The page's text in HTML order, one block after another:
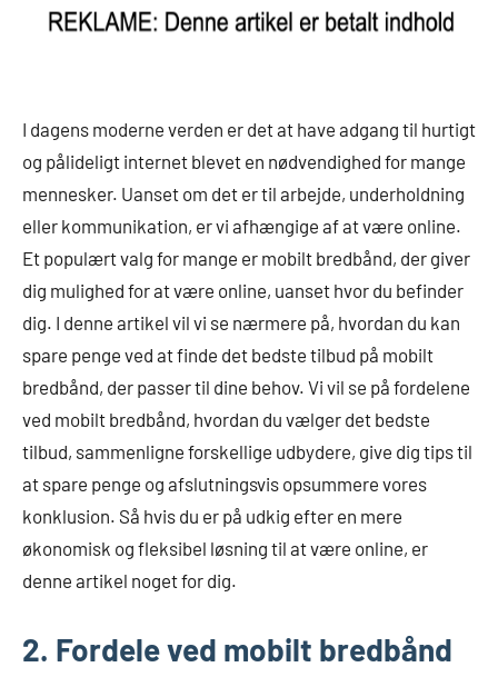
I dagens moderne verden er det at have adgang til hurtigt
og pålideligt internet blevet en nødvendighed for mange
mennesker. Uanset om det er til arbejde, underholdning
eller kommunikation, er vi afhængige af at være online.
Et populært valg for mange er mobilt bredbånd, der giver
dig mulighed for at være online, uanset hvor du befinder
dig. I denne artikel vil vi se nærmere på, hvordan du kan
spare penge ved at finde det bedste tilbud på mobilt
bredbånd, der passer til dine behov. Vi vil se på fordelene
ved mobilt bredbånd, hvordan du vælger det bedste
tilbud, sammenligne forskellige udbydere, give dig tips til
at spare penge og afslutningsvis opsummere vores
konklusion. Så hvis du er på udkig efter en mere
økonomisk og fleksibel løsning til at være online, er
denne artikel noget for dig.
2. Fordele ved mobilt bredbånd